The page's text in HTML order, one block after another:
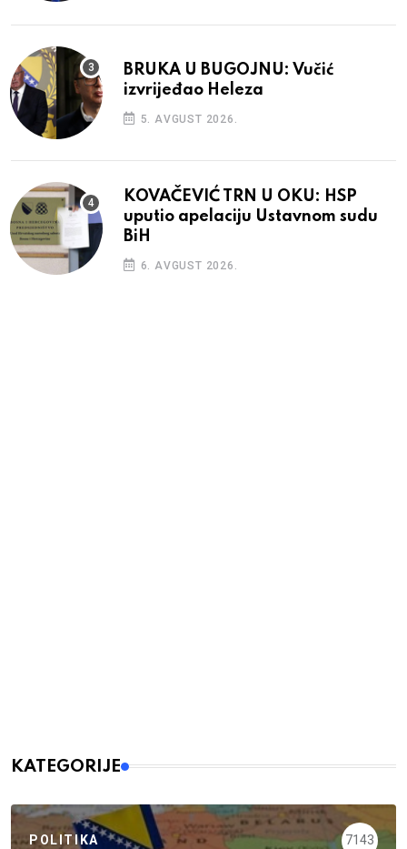
BRUKA U BUGOJNU: Vučić
izvrijeđao Heleza
5. AVGUST 2026.
KOVAČEVIĆ TRN U OKU: HSP
uputio apelaciju Ustavnom sudu
BiH
6. AVGUST 2026.
KATEGORIJE
POLITIKA 7143